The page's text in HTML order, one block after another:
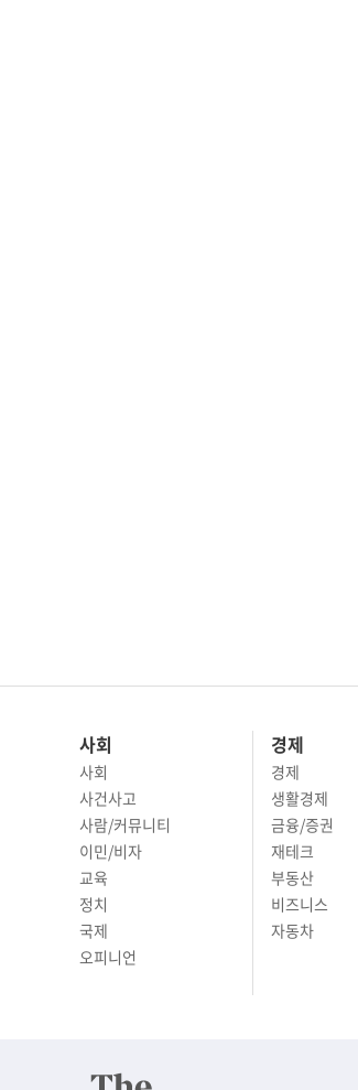
사회
사회
사건사고
사람/커뮤니티
이민/비자
교육
정치
국제
오피니언
경제
경제
생활경제
금융/증권
재테크
부동산
비즈니스
자동차